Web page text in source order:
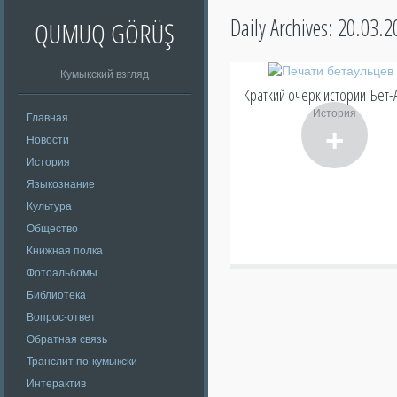
QUMUQ GÖRÜŞ
Кумыкский взгляд
Главная
Новости
История
Языкознание
Культура
Общество
Книжная полка
Фотоальбомы
Библиотека
Вопрос-ответ
Обратная связь
Транслит по-кумыкски
Интерактив
Daily Archives:
+
Краткий очерк истории Бет-
История